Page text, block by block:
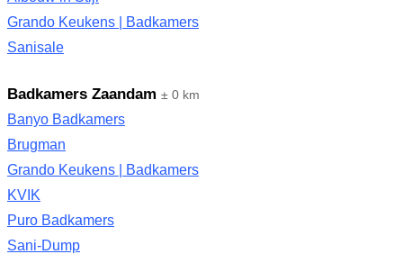
Grando Keukens | Badkamers
Sanisale
Badkamers Zaandam ± 0 km
Banyo Badkamers
Brugman
Grando Keukens | Badkamers
KVIK
Puro Badkamers
Sani-Dump